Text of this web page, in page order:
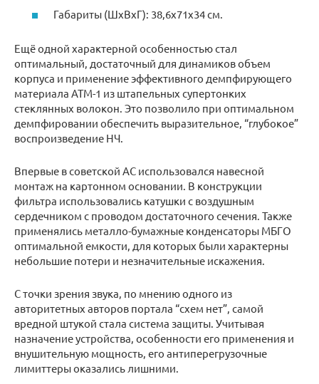
Габариты (ШхВхГ): 38,6х71х34 см.
Ещё одной характерной особенностью стал
оптимальный, достаточный для динамиков объем
корпуса и применение эффективного демпфирующего
материала АТМ-1 из штапельных супертонких
стеклянных волокон. Это позволило при оптимальном
демпфировании обеспечить выразительное, “глубокое”
воспроизведение НЧ.
Впервые в советской АС использовался навесной
монтаж на картонном основании. В конструкции
фильтра использовались катушки с воздушным
сердечником с проводом достаточного сечения. Также
применялись металло-бумажные конденсаторы МБГО
оптимальной емкости, для которых были характерны
небольшие потери и незначительные искажения.
С точки зрения звука, по мнению одного из
авторитетных авторов портала “схем нет”, самой
вредной штукой стала система защиты. Учитывая
назначение устройства, особенности его применения и
внушительную мощность, его антиперегрузочные
лимиттеры оказались лишними.